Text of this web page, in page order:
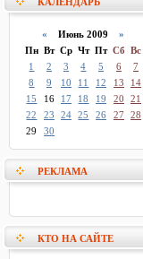
« Июнь 2009 »
Пн Вт Ср Чт Пт Сб Вс
1
2 3 4 5 6
7
8
9 10 11 12 13
14
15
16 17 18 19 20
21
22
23 24 25 26 27
28
29
30
РЕКЛАМА
КТО НА САЙТЕ